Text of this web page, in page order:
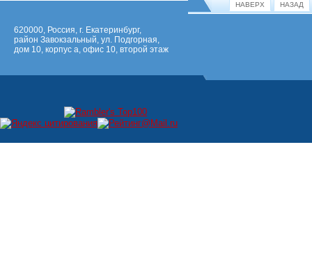
НАВЕРХ НАЗАД
620000, Россия, г. Екатеринбург,
район Завокзальный, ул. Подгорная,
дом 10, корпус а, офис 10, второй этаж